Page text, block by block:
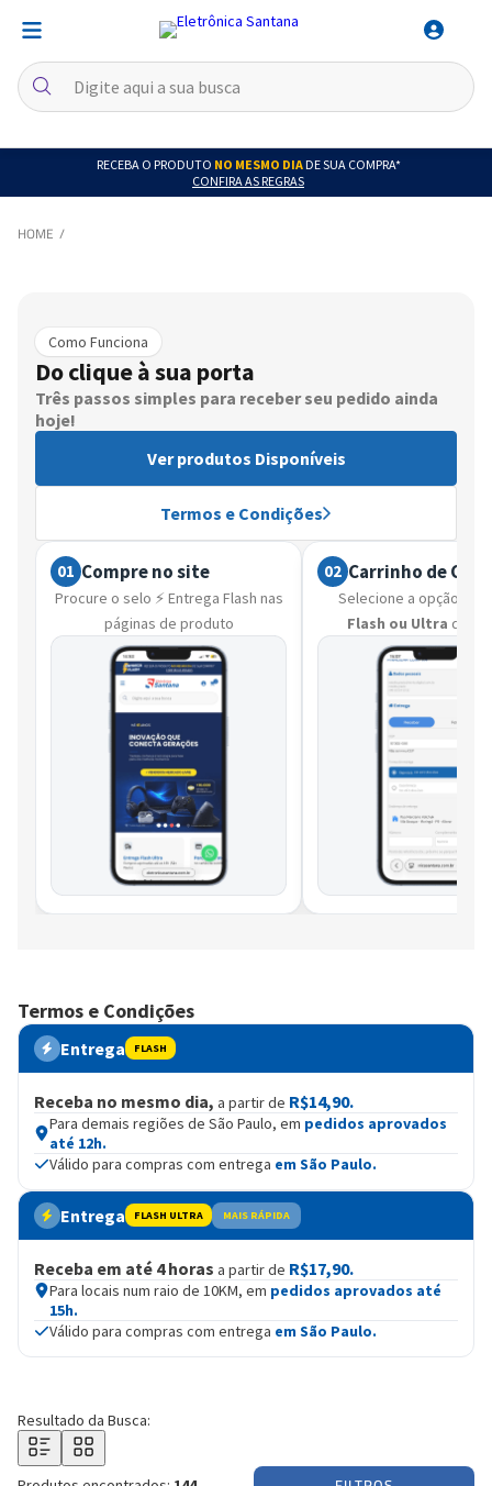
RECEBA O PRODUTO NO MESMO DIADE SUA COMPRA*
CONFIRA AS REGRAS
Como Funciona
Do clique à sua porta
Três passos simples para receber seu pedido ainda
hoje!
Ver produtos Disponíveis
Termos e Condições
01 Compre no site
Procure o selo ⚡ Entrega Flash nas
páginas de produto
02 Carrinho de
Selecione a opção ⚡
Flash ou Ultra que
Termos e Condições
Entrega FLASH
Receba no mesmo dia, a partir de R$14,90.
Para demais regiões de São Paulo, em pedidos aprovados
até 12h.
Válido para compras com entrega em São Paulo.
Entrega FLASH ULTRA MAIS RÁPIDA
Receba em até 4 horas a partir de R$17,90.
Para locais num raio de 10KM, em pedidos aprovados até
15h.
Válido para compras com entrega em São Paulo.
Resultado da Busca: